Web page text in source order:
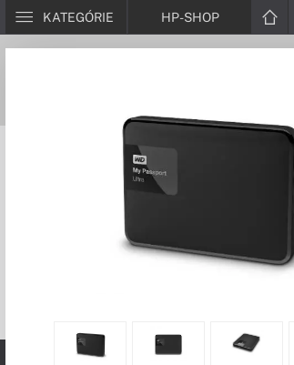
KATEGÓRIE HP-SHOP